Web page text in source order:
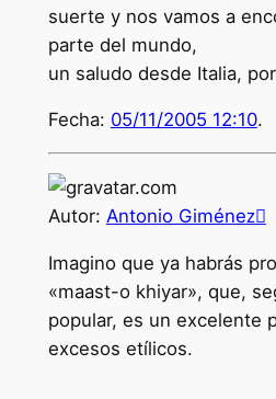
suerte y nos vamos a
parte del mundo,
un saludo desde Italia,
Fecha: 05/11/2005 12:10.
Autor: Antonio Giménezِ
Imagino que ya habrás
«maast-o khiyar», que,
popular, es un excelente
excesos etílicos.